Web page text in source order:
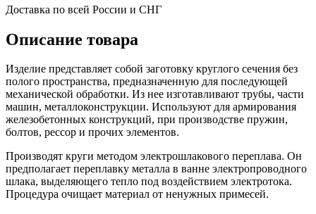
Доставка по всей России и СНГ
Описание товара
Изделие представляет собой заготовку круглого сечения без
полого пространства, предназначенную для последующей
механической обработки. Из нее изготавливают трубы, части
машин, металлоконструкции. Используют для армирования
железобетонных конструкций, при производстве пружин,
болтов, рессор и прочих элементов.
Производят круги методом электрошлакового переплава. Он
предполагает переплавку металла в ванне электропроводного
шлака, выделяющего тепло под воздействием электротока.
Процедура очищает материал от ненужных примесей.